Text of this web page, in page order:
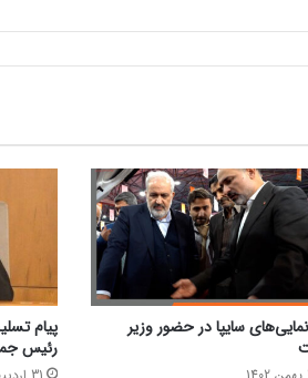
سایپا در حضور وزیر
پیام
رئیس